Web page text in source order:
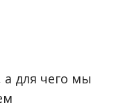
для чего мы